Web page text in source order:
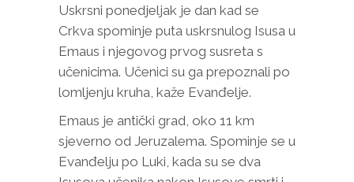
Uskrsni ponedjeljak je dan kad se
Crkva spominje puta uskrsnulog Isusa u
Emaus i njegovog prvog susreta s
učenicima. Učenici su ga prepoznali po
lomljenju kruha, kaže Evanđelje.
Emaus je antički grad, oko 11 km
sjeverno od Jeruzalema. Spominje se u
Evanđelju po Luki, kada su se dva